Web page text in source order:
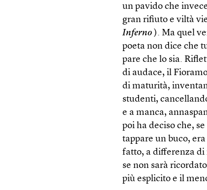
un pavido che
gran rifiuto e viltà
Inferno ). Ma quel
poeta non dice che
pare che lo sia.
di audace, il
di maturità,
studenti,
e a manca,
poi ha deciso che,
tappare un buco,
fatto, a differenza di
se non sarà
più esplicito e il